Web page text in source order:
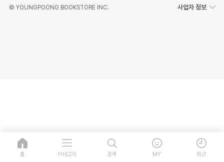
© YOUNGPOONG BOOKSTORE INC. 사업자 정보
홈 카테고리 검색 MY 최근